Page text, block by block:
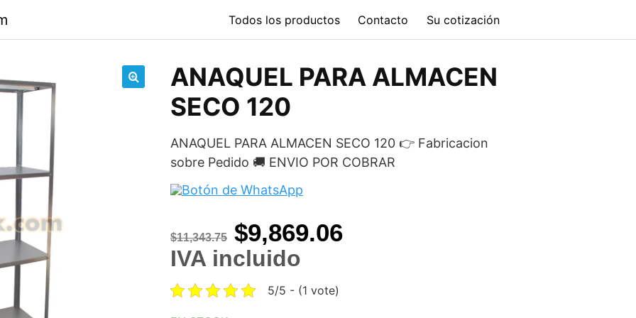
Todos los productos Contacto Su cotización
ANAQUEL PARA ALMACEN
SECO 120
ANAQUEL PARA ALMACEN SECO 120 👉 Fabricacion
sobre Pedido 🚚 ENVIO POR COBRAR
$11,343.75 Original
price
was:
$9,869.06Current
IVA incluido
5/5 - (1 vote)